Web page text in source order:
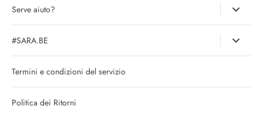
Serve aiuto?
#SARA.BE
Termini e condizioni del servizio
Politica dei Ritorni